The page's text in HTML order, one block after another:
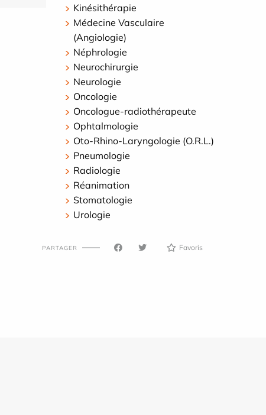
Kinésithérapie
Médecine Vasculaire
(Angiologie)
Néphrologie
Neurochirurgie
Neurologie
Oncologie
Oncologue-radiothérapeute
Ophtalmologie
Oto-Rhino-Laryngologie (O.R.L.)
Pneumologie
Radiologie
Réanimation
Stomatologie
Urologie
PARTAGER Favoris